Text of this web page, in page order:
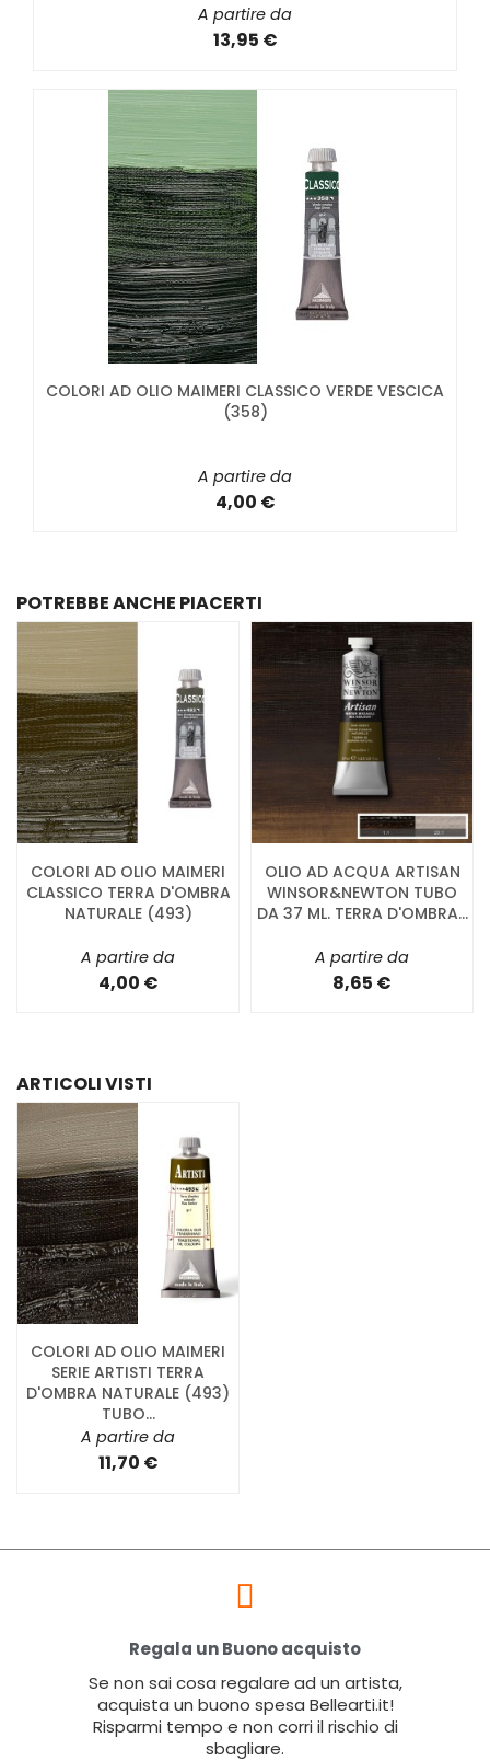
A partire da
13,95 €
COLORI AD OLIO MAIMERI CLASSICO VERDE VESCICA
(358)
A partire da
4,00 €
POTREBBE ANCHE PIACERTI
COLORI AD OLIO MAIMERI
CLASSICO TERRA D'OMBRA
NATURALE (493)
A partire da
4,00 €
OLIO AD ACQUA ARTISAN
WINSOR&NEWTON TUBO
DA 37 ML. TERRA D'OMBRA...
A partire da
8,65 €
ARTICOLI VISTI
COLORI AD OLIO MAIMERI
SERIE ARTISTI TERRA
D'OMBRA NATURALE (493)
TUBO...
A partire da
11,70 €
Regala un Buono acquisto
Se non sai cosa regalare ad un artista,
acquista un buono spesa Bellearti.it!
Risparmi tempo e non corri il rischio di
sbagliare.